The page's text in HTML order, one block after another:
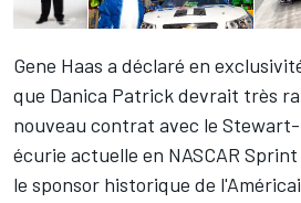
Gene Haas a déclaré en
que Danica Patrick devrait très
nouveau contrat avec le Stewart-
écurie actuelle en NASCAR Sprint
le sponsor historique de